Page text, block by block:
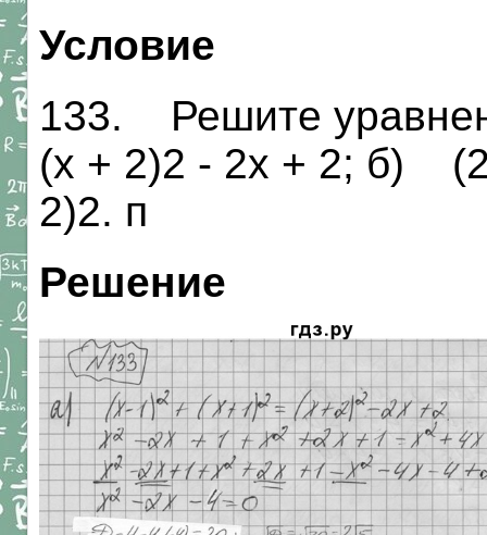
Условие
133. Решите
(х + 2)2 - 2х + 2; б)
2)2. п
Решение